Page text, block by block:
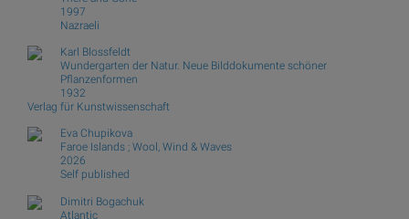
1997
Nazraeli
Karl Blossfeldt
Wundergarten der Natur. Neue Bilddokumente schöner
Pflanzenformen
1932
Verlag für Kunstwissenschaft
Eva Chupikova
Faroe Islands ; Wool, Wind & Waves
2026
Self published
Dimitri Bogachuk
Atlantic